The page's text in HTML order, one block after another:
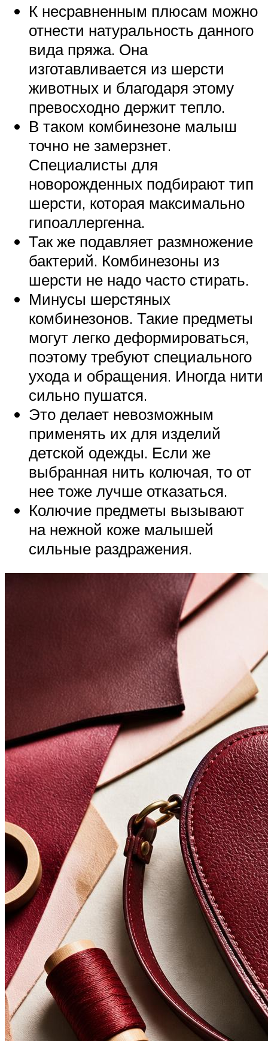
К несравненным плюсам можно
отнести натуральность данного
вида пряжа. Она
изготавливается из шерсти
животных и благодаря этому
превосходно держит тепло.
В таком комбинезоне малыш
точно не замерзнет.
Специалисты для
новорожденных подбирают тип
шерсти, которая максимально
гипоаллергенна.
Так же подавляет размножение
бактерий. Комбинезоны из
шерсти не надо часто стирать.
Минусы шерстяных
комбинезонов. Такие предметы
могут легко деформироваться,
поэтому требуют специального
ухода и обращения. Иногда нити
сильно пушатся.
Это делает невозможным
применять их для изделий
детской одежды. Если же
выбранная нить колючая, то от
нее тоже лучше отказаться.
Колючие предметы вызывают
на нежной коже малышей
сильные раздражения.